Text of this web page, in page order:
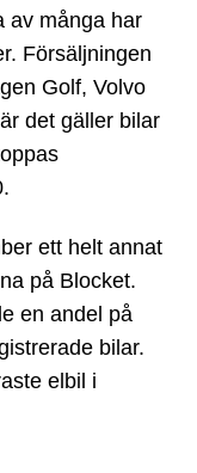
av många har
Försäljningen
Golf, Volvo
det gäller bilar
ett helt annat
på Blocket.
en andel på
bilar.
elbil i